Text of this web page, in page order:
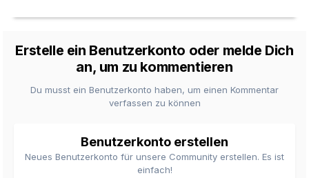
Erstelle ein Benutzerkonto oder melde Dich
an, um zu kommentieren
Du musst ein Benutzerkonto haben, um einen Kommentar
verfassen zu können
Benutzerkonto erstellen
Neues Benutzerkonto für unsere Community erstellen. Es ist
einfach!